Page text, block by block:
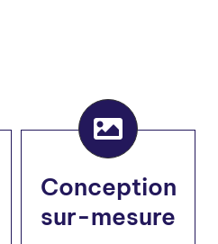
Conception
sur-mesure